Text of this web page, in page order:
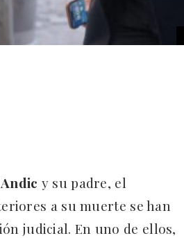
y su padre, el
a su muerte se han
judicial. En uno de ellos,